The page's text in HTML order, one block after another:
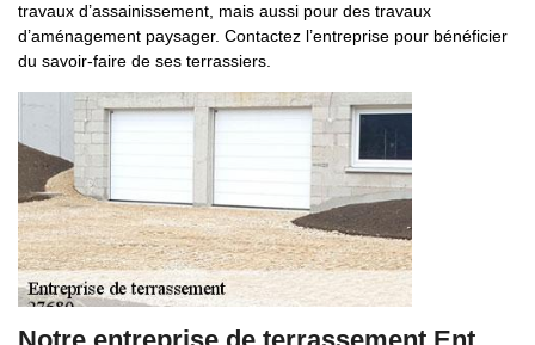
travaux d’assainissement, mais aussi pour des travaux
d’aménagement paysager. Contactez l’entreprise pour bénéficier
du savoir-faire de ses terrassiers.